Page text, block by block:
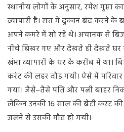
स्थानीयलोगोंकेअनुसार,रमेशगुप्ता
व्यापारीहै।रातमेंदुकानबंदकरनेके
अपनेकमरेमेंसोरहेथे। अचानकसे
नीचेबिखरगएऔरदेखतेहीदेखतेघर
खंभाव्यापारीकेघरकेकरीबमेंथा।
करंटकीलहरदौड़गयी।ऐसेमेंपरिवार
गया।जैसे–तैसेपतिऔरपत्नीबाहर
लेकिनउनकी16सालकीबेटीकरंटकी
जलनेसेउसकीमौतहोगयी।